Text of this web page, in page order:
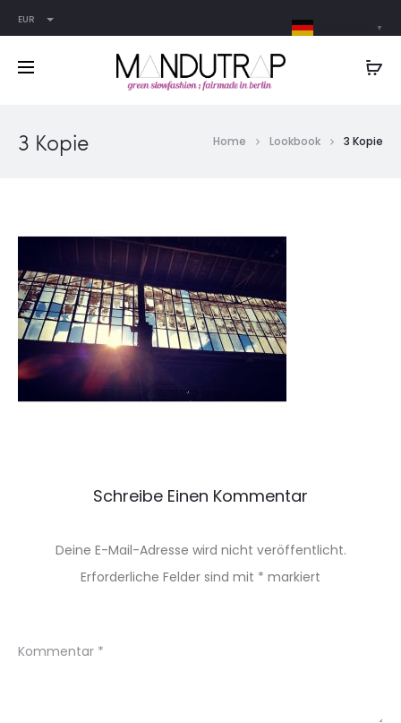
EUR
3 Kopie Home Lookbook 3 Kopie
Schreibe Einen Kommentar
Deine E-Mail-Adresse wird nicht veröffentlicht.
Erforderliche Felder sind mit * markiert
Kommentar *
▼